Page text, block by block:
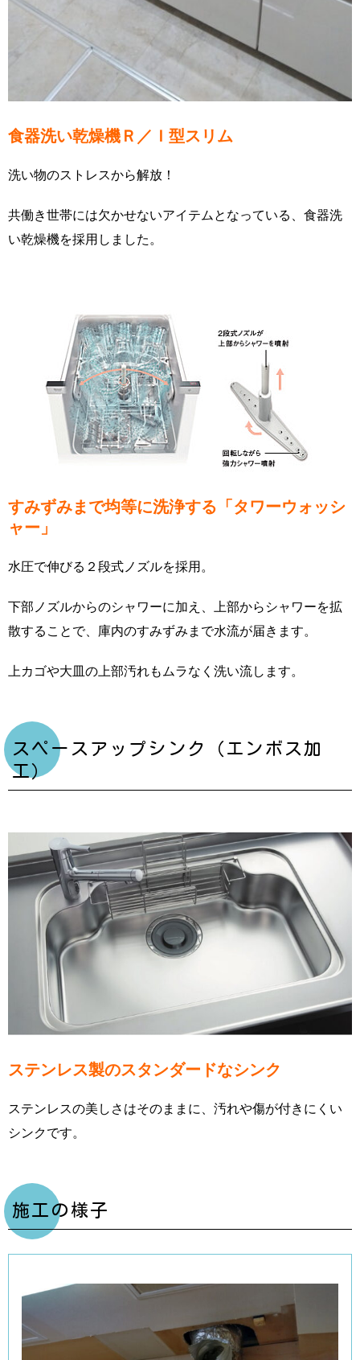
食器洗い乾燥機Ｒ／Ｉ型スリム
洗い物のストレスから解放！
共働き世帯には欠かせないアイテムとなっている、食器洗
い乾燥機を採用しました。
すみずみまで均等に洗浄する「タワーウォッシ
ャー」
水圧で伸びる２段式ノズルを採用。
下部ノズルからのシャワーに加え、上部からシャワーを拡
散することで、庫内のすみずみまで水流が届きます。
上カゴや大皿の上部汚れもムラなく洗い流します。
スペースアップシンク（エンボス加
工）
ステンレス製のスタンダードなシンク
ステンレスの美しさはそのままに、汚れや傷が付きにくい
シンクです。
施工の様子